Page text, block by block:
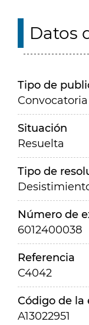
Datos
Tipo de
Situación
Resuelta
Tipo de
Número de
6012400038
Referencia
C4042
Código de la
A13022951